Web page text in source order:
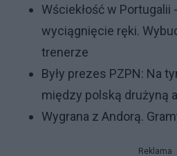
Wściekłość w Portugalii
wyciągnięcie ręki.
trenerze
Były prezes PZPN: Na
między polską drużyną
Wygrana z Andorą.
Reklama